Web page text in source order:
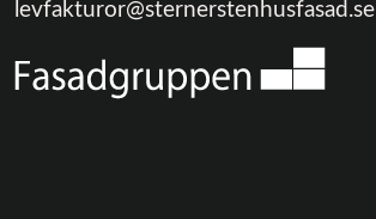
levfakturor@sternerstenhusfasad.se